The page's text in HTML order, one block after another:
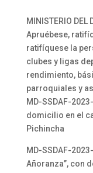
MINISTERIO DEL
Apruébese,
ratifíquese la
clubes y ligas
rendimiento,
parroquiales y
MD-SSDAF-
domicilio en el
Pichincha
MD-SSDAF-
Añoranza”, con